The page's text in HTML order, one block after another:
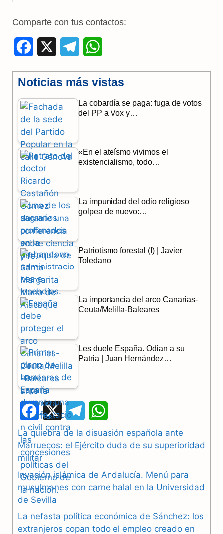
Comparte con tus contactos:
c
e
b
o
o
k
l
e
a
a
t
p
Noticias más vistas
La cobardía se paga: fuga de votos
del PP a Vox y…
«En el ateísmo vivimos el
existencialismo, todo…
La impunidad del odio religioso
golpea de nuevo:…
Patriotismo forestal (I) | Javier
Toledano
La importancia del arco Canarias-
Ceuta/Melilla-Baleares
Les duele España. Odian a su
Patria | Juan Hernández…
F
a
c
e
b
o
o
X
e
l
g
a
h
a
s
p
La quiebra de la disuasión española ante
Marruecos: el Ejército duda de su superioridad
militar
Invasión islámica de Andalucía. Menú para
musulmanes con carne halal en la Universidad
de Sevilla
La nefasta política económica de Sánchez: los
extranjeros copan todo el empleo creado en